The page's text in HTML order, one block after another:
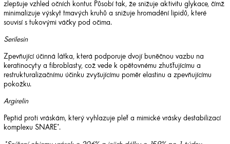
zlepšuje vzhled očních kontur. Působí tak, že snižuje aktivitu glykace, čímž
minimalizuje výskyt tmavých kruhů a snižuje hromadění lipidů, které
souvisí s tukovými váčky pod očima.
Serilesin
Zpevňující účinná látka, která podporuje dvojí buněčnou vazbu na
keratinocyty a fibroblasty, což vede k opětovnému zhušťujícímu a
restrukturalizačnímu účinku zvyšujícímu poměr elastinu a zpevňujícímu
pokožku.
Argirelin
Peptid proti vráskám, který vyhlazuje pleť a mimické vrásky destabilizací
komplexu SNARE*.